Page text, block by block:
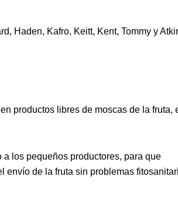
Haden, Kafro, Keitt, Kent, Tommy y
productos libres de moscas de la fruta,
los pequeños productores, para que
envío de la fruta sin problemas